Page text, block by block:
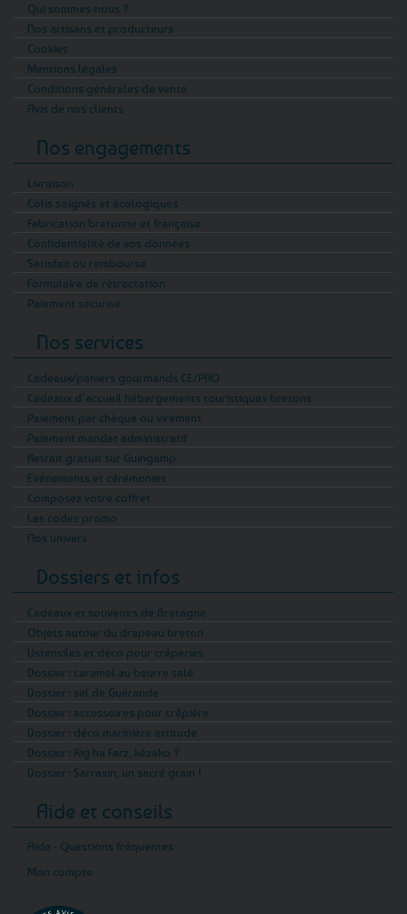
Qui sommes-nous ?
Nos artisans et producteurs
Cookies
Mentions légales
Conditions générales de vente
Avis de nos clients
Nos engagements
Livraison
Colis soignés et écologiques
Fabrication bretonne et française
Confidentialité de vos données
Satisfait ou remboursé
Formulaire de rétractation
Paiement sécurisé
Nos services
Cadeaux/paniers gourmands CE/PRO
Cadeaux d’accueil hébergements touristiques bretons
Paiement par chèque ou virement
Paiement mandat administratif
Retrait gratuit sur Guingamp
Evénements et cérémonies
Composez votre coffret
Les codes promo
Nos univers
Dossiers et infos
Cadeaux et souvenirs de Bretagne
Objets autour du drapeau breton
Ustensiles et déco pour crêperies
Dossier : caramel au beurre salé
Dossier : sel de Guérande
Dossier : accessoires pour crêpière
Dossier : déco marinière attitude
Dossier : Kig ha Farz, kézako ?
Dossier : Sarrasin, un sacré grain !
Aide et conseils
Aide - Questions fréquentes
Mon compte